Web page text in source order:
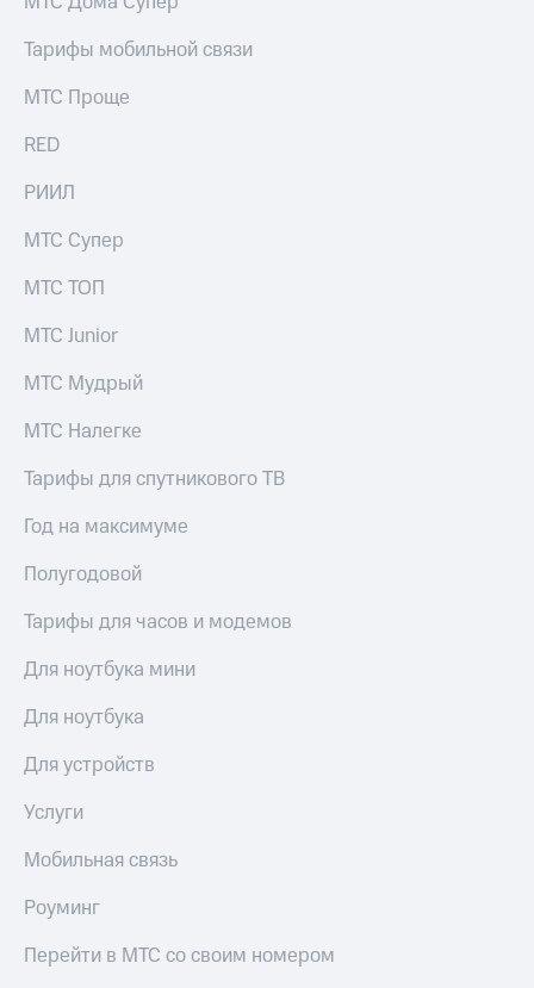
Тарифы мобильной связи
МТС Проще
RED
РИИЛ
МТС Супер
МТС ТОП
МТС Junior
МТС Мудрый
МТС Налегке
Тарифы для спутникового ТВ
Год на максимуме
Полугодовой
Тарифы для часов и модемов
Для ноутбука мини
Для ноутбука
Для устройств
Услуги
Мобильная связь
Роуминг
Перейти в МТС со своим номером